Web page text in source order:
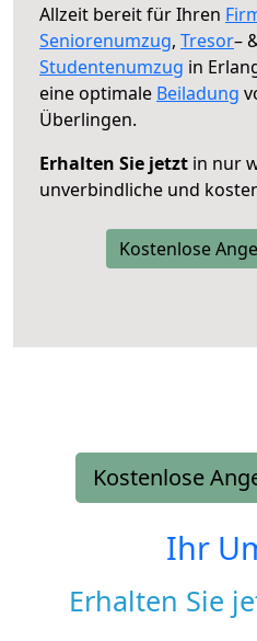
Allzeit bereit für Ihren
Seniorenumzug, Tresor–
Studentenumzug in
eine optimale Beiladung
Überlingen.
Erhalten Sie jetzt in nur
unverbindliche und
Kostenlose
Kostenlose
Ihr
Erhalten Sie